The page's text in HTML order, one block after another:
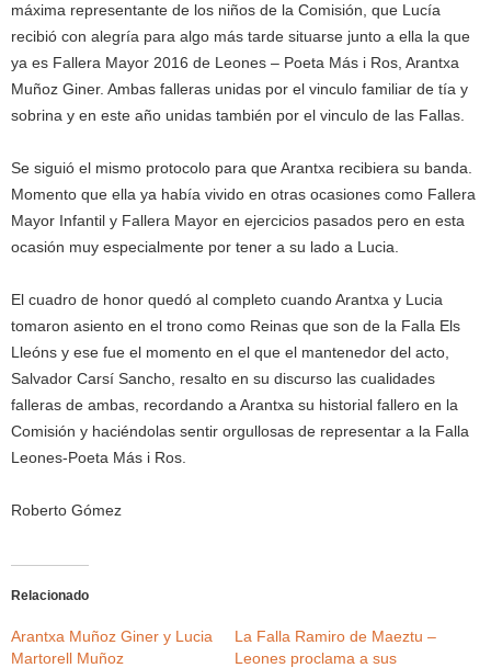
máxima representante de los niños de la Comisión, que Lucía
recibió con alegría para algo más tarde situarse junto a ella la que
ya es Fallera Mayor 2016 de Leones – Poeta Más i Ros, Arantxa
Muñoz Giner. Ambas falleras unidas por el vinculo familiar de tía y
sobrina y en este año unidas también por el vinculo de las Fallas.
Se siguió el mismo protocolo para que Arantxa recibiera su banda.
Momento que ella ya había vivido en otras ocasiones como Fallera
Mayor Infantil y Fallera Mayor en ejercicios pasados pero en esta
ocasión muy especialmente por tener a su lado a Lucia.
El cuadro de honor quedó al completo cuando Arantxa y Lucia
tomaron asiento en el trono como Reinas que son de la Falla Els
Lleóns y ese fue el momento en el que el mantenedor del acto,
Salvador Carsí Sancho, resalto en su discurso las cualidades
falleras de ambas, recordando a Arantxa su historial fallero en la
Comisión y haciéndolas sentir orgullosas de representar a la Falla
Leones-Poeta Más i Ros.
Roberto Gómez
Relacionado
Arantxa Muñoz Giner y Lucia
Martorell Muñoz
La Falla Ramiro de Maeztu –
Leones proclama a sus